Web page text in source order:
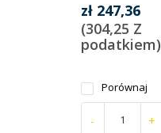
zł 247,36
(304,25 Z
podatkiem)
Porównaj
- +